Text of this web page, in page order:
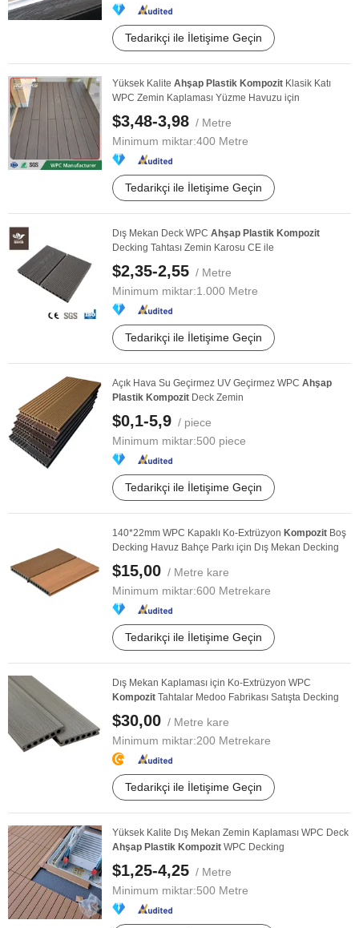
Tedarikçi ile İletişime Geçin
Yüksek Kalite Ahşap Plastik Kompozit Klasik Katı
WPC Zemin Kaplaması Yüzme Havuzu için
$3,48-3,98 / Metre
Minimum miktar:400 Metre
Tedarikçi ile İletişime Geçin
Dış Mekan Deck WPC Ahşap Plastik Kompozit
Decking Tahtası Zemin Karosu CE ile
$2,35-2,55 / Metre
Minimum miktar:1.000 Metre
Tedarikçi ile İletişime Geçin
Açık Hava Su Geçirmez UV Geçirmez WPC Ahşap
Plastik Kompozit Deck Zemin
$0,1-5,9 / piece
Minimum miktar:500 piece
Tedarikçi ile İletişime Geçin
140*22mm WPC Kapaklı Ko-Extrüzyon Kompozit Boş
Decking Havuz Bahçe Parkı için Dış Mekan Decking
$15,00 / Metre kare
Minimum miktar:600 Metrekare
Tedarikçi ile İletişime Geçin
Dış Mekan Kaplaması için Ko-Extrüzyon WPC
Kompozit Tahtalar Medoo Fabrikası Satışta Decking
$30,00 / Metre kare
Minimum miktar:200 Metrekare
Tedarikçi ile İletişime Geçin
Yüksek Kalite Dış Mekan Zemin Kaplaması WPC Deck
Ahşap Plastik Kompozit WPC Decking
$1,25-4,25 / Metre
Minimum miktar:500 Metre